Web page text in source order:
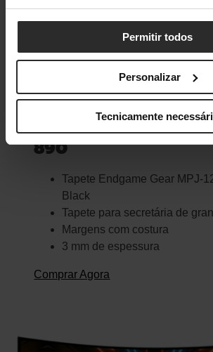
Permitir todos
Personalizar
Tecnicamente
Tapete Endgame
890
Tapete Endgame Gear MPJ-
Black
Tapete para secretária de
Margens com costura
3 mm de espessura
Comprar Agora